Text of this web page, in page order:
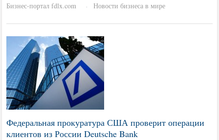
Бизнес-портал fdlx.com
· Новости бизнеса в мире
Федеральная прокуратура США проверит операции
клиентов из России Deutsche Bank